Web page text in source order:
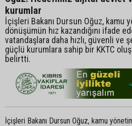
kurumlar
İçişleri Bakanı Dursun Oğuz, kamu
dönüşümün hız kazandığını ifade
vatandaşlara daha hızlı, güvenli ve
güçlü kurumlara sahip bir KKTC
belirtti.
İçişleri Bakanı Dursun Oğuz, kamu